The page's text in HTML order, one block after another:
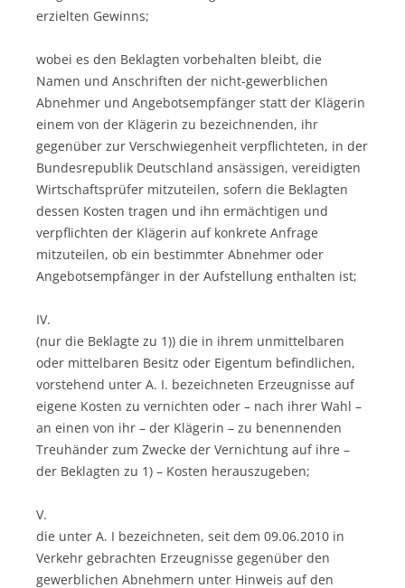
erzielten Gewinns;
wobei es den Beklagten vorbehalten bleibt, die
Namen und Anschriften der nicht-gewerblichen
Abnehmer und Angebotsempfänger statt der Klägerin
einem von der Klägerin zu bezeichnenden, ihr
gegenüber zur Verschwiegenheit verpflichteten, in der
Bundesrepublik Deutschland ansässigen, vereidigten
Wirtschaftsprüfer mitzuteilen, sofern die Beklagten
dessen Kosten tragen und ihn ermächtigen und
verpflichten der Klägerin auf konkrete Anfrage
mitzuteilen, ob ein bestimmter Abnehmer oder
Angebotsempfänger in der Aufstellung enthalten ist;
IV.
(nur die Beklagte zu 1)) die in ihrem unmittelbaren
oder mittelbaren Besitz oder Eigentum befindlichen,
vorstehend unter A. I. bezeichneten Erzeugnisse auf
eigene Kosten zu vernichten oder – nach ihrer Wahl –
an einen von ihr – der Klägerin – zu benennenden
Treuhänder zum Zwecke der Vernichtung auf ihre –
der Beklagten zu 1) – Kosten herauszugeben;
V.
die unter A. I bezeichneten, seit dem 09.06.2010 in
Verkehr gebrachten Erzeugnisse gegenüber den
gewerblichen Abnehmern unter Hinweis auf den